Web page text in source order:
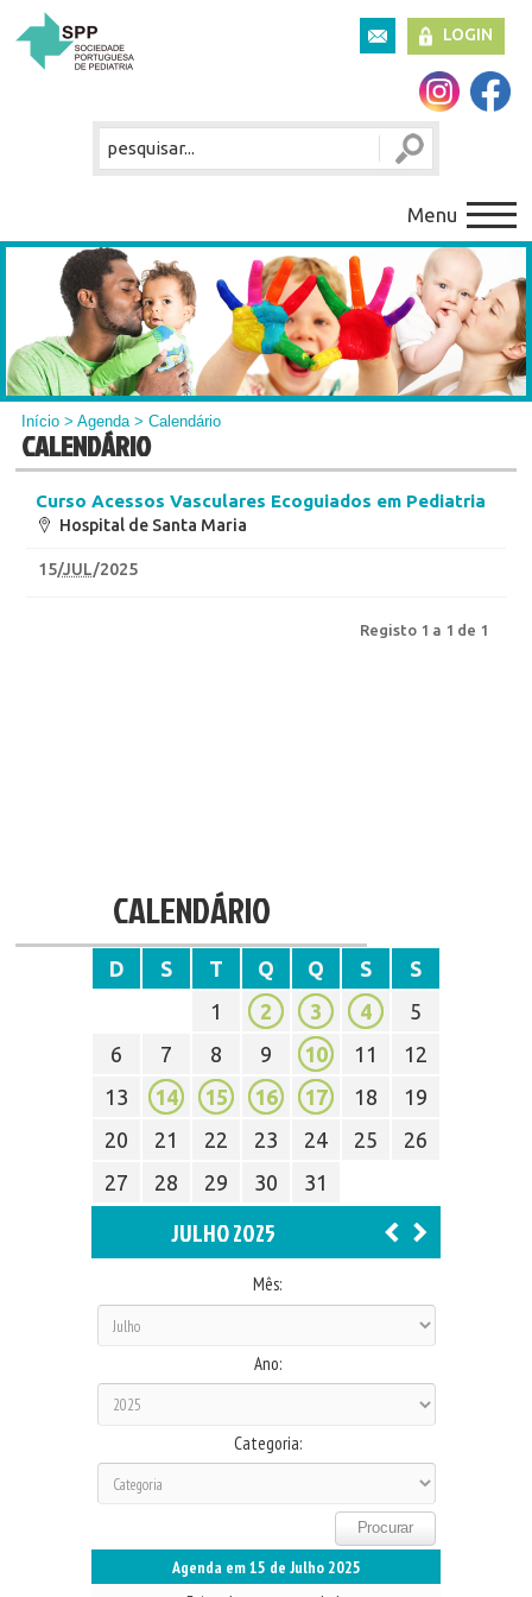
LOGIN
Menu
Início >Agenda> Calendário
CALENDÁRIO
Curso Acessos Vasculares Ecoguiados em Pediatria
Hospital de Santa Maria
15/JUL/2025
Registo 1 a 1 de 1
CALENDÁRIO
D S T Q Q S
S
1
2 3 4
5
6
7 8 9 10 11
12
13
14 15 16 17 18
19
20
21 22 23 24 25
26
27
28 29 30 31
JULHO 2025
Mês:
Ano:
Categoria:
Agenda em 15 de Julho 2025